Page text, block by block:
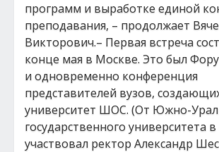
программ и выработке единой
преподавания, – продолжает
Викторович.– Первая встреча
конце мая в Москве. Это был
и одновременно конференция
представителей вузов,
университет ШОС. (От Южно-
государственного университета
участвовал ректор Александр